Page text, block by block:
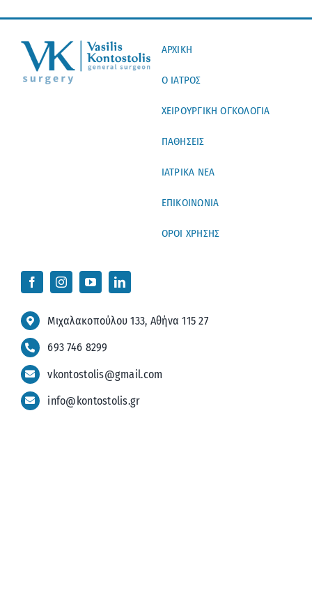
ΑΡΧΙΚΗ
Ο ΙΑΤΡΟΣ
ΧΕΙΡΟΥΡΓΙΚΗ ΟΓΚΟΛΟΓΙΑ
ΠΑΘΗΣΕΙΣ
ΙΑΤΡΙΚΑ ΝΕΑ
ΕΠΙΚΟΙΝΩΝΙΑ
ΟΡΟΙ ΧΡΗΣΗΣ
Μιχαλακοπούλου 133, Αθήνα 115 27
693 746 8299
vkontostolis@gmail.com
info@kontostolis.gr